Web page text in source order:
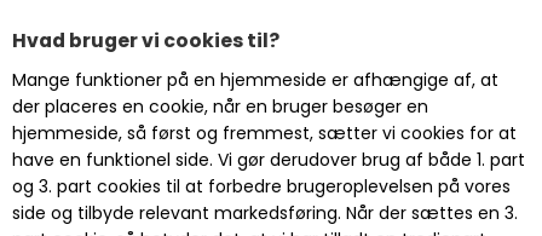
Hvad bruger vi cookies til?
Mange funktioner på en hjemmeside er afhængige af, at
der placeres en cookie, når en bruger besøger en
hjemmeside, så først og fremmest, sætter vi cookies for at
have en funktionel side. Vi gør derudover brug af både 1. part
og 3. part cookies til at forbedre brugeroplevelsen på vores
side og tilbyde relevant markedsføring. Når der sættes en 3.